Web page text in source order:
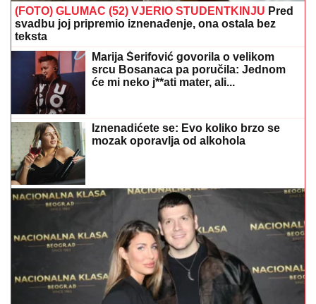
(FOTO) GLUMAC (52) VJERIO STUDENTKINJU Pred
svadbu joj pripremio iznenađenje, ona ostala bez
teksta
Marija Šerifović govorila o velikom
srcu Bosanaca pa poručila: Jednom
će mi neko j**ati mater, ali...
Iznenadićete se: Evo koliko brzo se
mozak oporavlja od alkohola